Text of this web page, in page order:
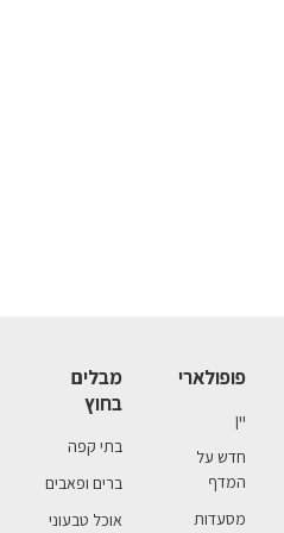
פופולארי
יין
חדש על
המדף
מסעדות
מבלים
בחוץ
בתי קפה
ברים ופאבים
אוכל טבעוני